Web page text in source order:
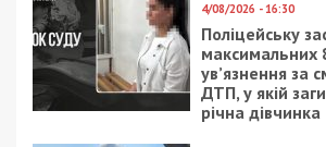
СУСПІЛЬСТВО